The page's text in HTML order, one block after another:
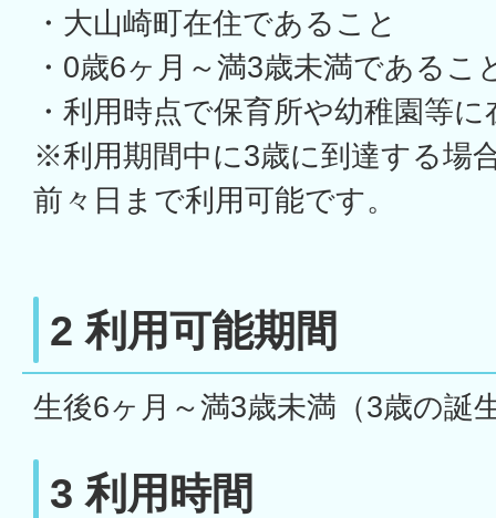
・大山崎町在住であること
・0歳6ヶ月～満3歳未満であるこ
・利用時点で保育所や幼稚園等
※利用期間中に3歳に到達する場
前々日まで利用可能です。
2 利用可能期間
生後6ヶ月～満3歳未満（3歳の誕
3 利用時間